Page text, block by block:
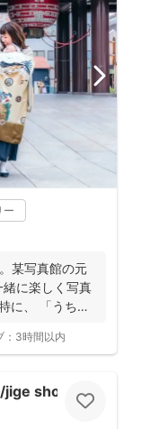
ー
某写真館の元
に楽しく写真
に、 「うち
3時間以内
/jige shohe）